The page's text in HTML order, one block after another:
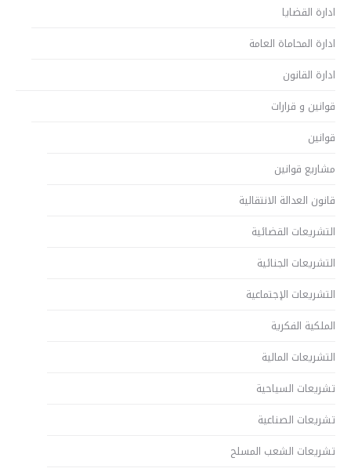
ادارة القضايا
ادارة المحاماة العامة
ادارة القانون
قوانين و قرارات
قوانين
مشاريع قوانين
قانون العدالة الانتقالية
التشريعات القضائية
التشريعات الجنائية
التشريعات الإجتماعية
الملكية الفكرية
التشريعات المالية
تشريعات السياحية
تشريعات الصناعية
تشريعات الشعب المسلح